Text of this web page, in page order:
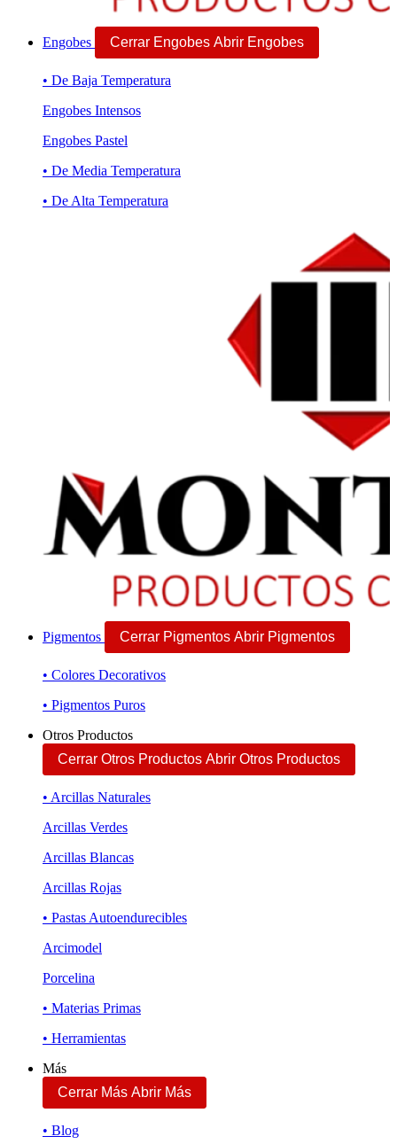
Engobes Cerrar Engobes Abrir Engobes
• De Baja Temperatura
Engobes Intensos
Engobes Pastel
• De Media Temperatura
• De Alta Temperatura
Pigmentos Cerrar Pigmentos Abrir Pigmentos
• Colores Decorativos
• Pigmentos Puros
Otros Productos
Cerrar Otros Productos Abrir Otros Productos
• Arcillas Naturales
Arcillas Verdes
Arcillas Blancas
Arcillas Rojas
• Pastas Autoendurecibles
Arcimodel
Porcelina
• Materias Primas
• Herramientas
Más
Cerrar Más Abrir Más
• Blog